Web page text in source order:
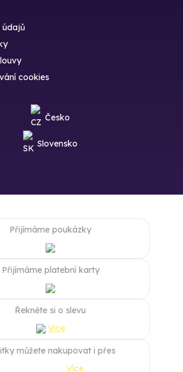
údajů
cookies
Česko
Slovensko
Přijímáme poukázky
Přijímáme platební karty
Řekněte si o slevu
Více
můžete nakupovat i přes
Více